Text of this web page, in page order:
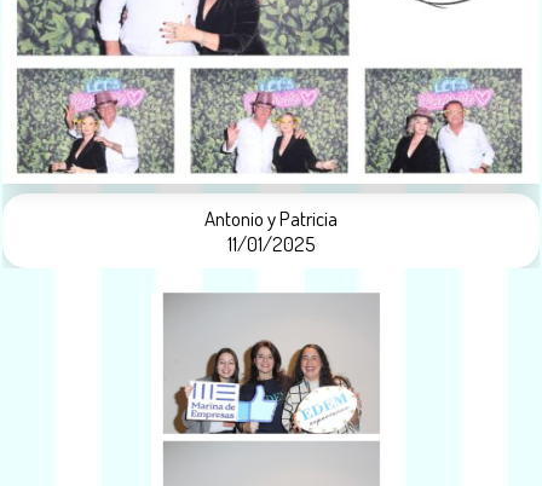
Antonio y Patricia
11/01/2025